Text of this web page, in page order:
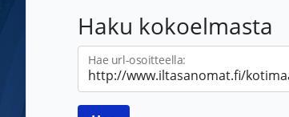
Haku kokoelmasta
Hae url-osoitteella: